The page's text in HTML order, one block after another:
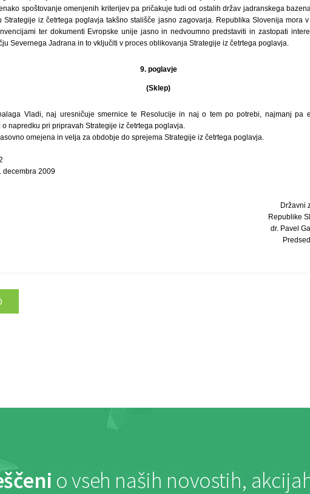
spoštovanje omenjenih kriterijev pa pričakuje tudi od ostalih držav jadranskega
Strategije iz četrtega poglavja takšno stališče jasno zagovarja. Republika Slovenija mora
ter dokumenti Evropske unije jasno in nedvoumno predstaviti in zastopati
Severnega Jadrana in to vključiti v proces oblikovanja Strategije iz četrtega poglavja.
9. poglavje
(Sklep)
Vladi, naj uresničuje smernice te Resolucije in naj o tem po potrebi, najmanj pa
napredku pri pripravah Strategije iz četrtega poglavja.
omejena in velja za obdobje do sprejema Strategije iz četrtega poglavja.
decembra 2009
Državni
Republike
dr. Pavel
o vseh naših novostih,